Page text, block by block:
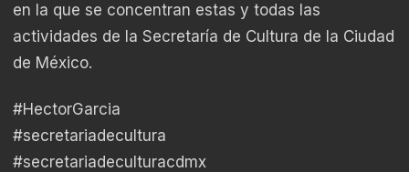
en la que se concentran estas y todas las
actividades de la Secretaría de Cultura de la Ciudad
de México.
#HectorGarcia
#secretariadecultura
#secretariadeculturacdmx